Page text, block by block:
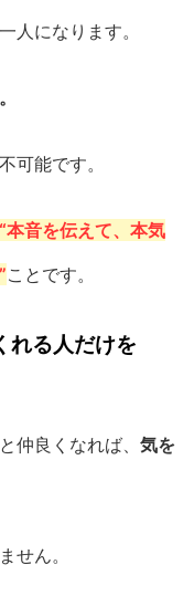
人になります。
可能です。
“本音を伝えて、本気
ことです。
れる人だけを
仲良くなれば、 気を
せん。